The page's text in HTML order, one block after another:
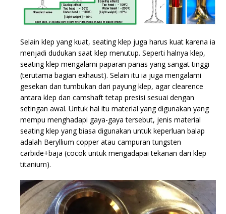
Selain klep yang kuat, seating klep juga harus kuat karena ia
menjadi dudukan saat klep menutup. Seperti halnya klep,
seating klep mengalami paparan panas yang sangat tinggi
(terutama bagian exhaust). Selain itu ia juga mengalami
gesekan dan tumbukan dari payung klep, agar clearence
antara klep dan camshaft tetap presisi sesuai dengan
setingan awal. Untuk hal itu material yang digunakan yang
mempu menghadapi gaya-gaya tersebut, jenis material
seating klep yang biasa digunakan untuk keperluan balap
adalah Beryllium copper atau campuran tungsten
carbide+baja (cocok untuk mengadapai tekanan dari klep
titanium).